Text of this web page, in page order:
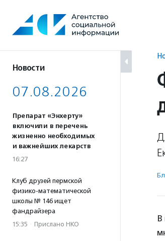
содержанию
Новости
07.08.2026
Препарат «Энхерту»
включили в перечень
жизненно необходимых
и важнейших лекарств
16:27
Клуб друзей пермской
физико-математической
школы № 146 ищет
фандрайзера
15:35 · Прислано НКО
В